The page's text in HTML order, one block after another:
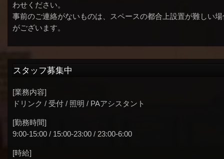
わせください。
事前のご連絡がないものは、スペースの都合上設置が難しい場
がございます。
スタッフ募集中
[業務内容]
ドリンク / 受付 / 照明 / PAアシスタント
[勤務時間]
9:00-15:00 / 15:00-23:00 / 23:00-6:00
[時給]